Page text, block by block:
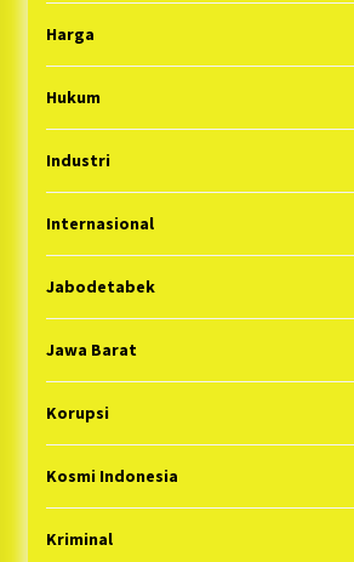
Harga
Hukum
Industri
Internasional
Jabodetabek
Jawa Barat
Korupsi
Kosmi Indonesia
Kriminal